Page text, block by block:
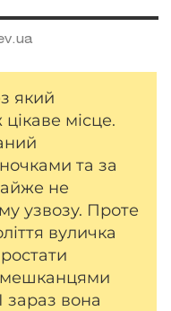
який
місце.
та за
не
узвозу. Проте
вуличка
мешканцями
зараз вона